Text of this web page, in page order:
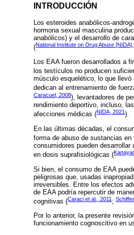
INTRODUCCIÓN
Los esteroides anabólicos-
hormona sexual masculina
anabólicos) y el desarrollo de
(National Institute on Drug Abuse [NIDA],
Los EAA fueron desarrollados a
los testículos no producen
músculo esquelético, lo que
dedican al entrenamiento de
Caracuel, 2008), levantadores de
rendimiento deportivo, incluso,
afecciones médicas (NIDA, 2021).
En las últimas décadas, el
forma de abuso de sustancias
consumidores pueden
en dosis suprafisiológicas (
Si bien, el consumo de EAA
peligrosas que, usadas
irreversibles. Entre los efectos
de EAA podría repercutir de
cognitivas (Caraci et al., 2011 ;
Por lo anterior, la presente
funcionamiento cognoscitivo en